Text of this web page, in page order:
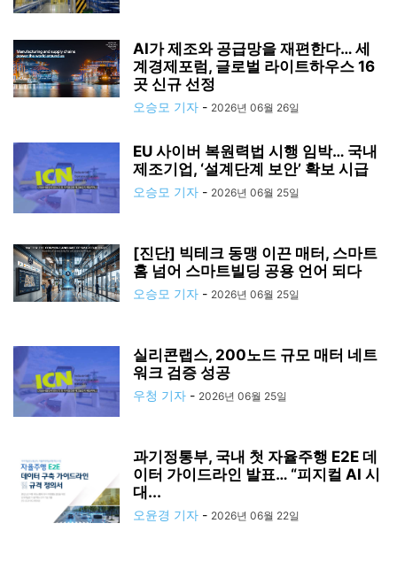
AI가 제조와 공급망을 재편한다… 세
계경제포럼, 글로벌 라이트하우스 16
곳 신규 선정
오승모 기자 - 2026년 06월 26일
EU 사이버 복원력법 시행 임박… 국내
제조기업, ‘설계단계 보안’ 확보 시급
오승모 기자 - 2026년 06월 25일
[진단] 빅테크 동맹 이끈 매터, 스마트
홈 넘어 스마트빌딩 공용 언어 되다
오승모 기자 - 2026년 06월 25일
실리콘랩스, 200노드 규모 매터 네트
워크 검증 성공
우청 기자 - 2026년 06월 25일
과기정통부, 국내 첫 자율주행 E2E 데
이터 가이드라인 발표… “피지컬 AI 시
대...
오윤경 기자 - 2026년 06월 22일